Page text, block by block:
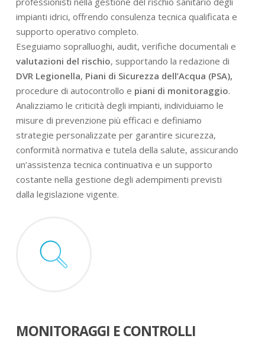
impianti idrici, offrendo consulenza tecnica qualificata e
supporto operativo completo.
Eseguiamo sopralluoghi, audit, verifiche documentali e
valutazioni del rischio, supportando la redazione di
DVR Legionella, Piani di Sicurezza dell’Acqua (PSA),
procedure di autocontrollo e piani di monitoraggio.
Analizziamo le criticità degli impianti, individuiamo le
misure di prevenzione più efficaci e definiamo
strategie personalizzate per garantire sicurezza,
conformità normativa e tutela della salute, assicurando
un’assistenza tecnica continuativa e un supporto
costante nella gestione degli adempimenti previsti
dalla legislazione vigente.
MONITORAGGI E CONTROLLI